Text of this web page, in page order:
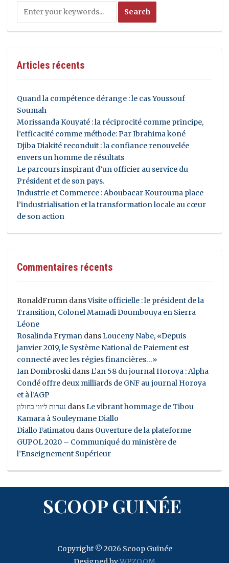
Articles récents
Quand la compétence dérange : le cas Youssouf
Soumah
Morissanda Kouyaté : la réciprocité comme principe,
l’efficacité comme méthode: Par Ibrahima koné
Djiba Diakité reconduit : la confiance renouvelée
envers un homme de résultats
Le parcours inspirant d’un officier au service du
Président et de son pays.
Industrie et Commerce : Aboubacar Kourouma place
l’industrialisation et la transformation locale au cœur
de son action
Commentaires récents
RonaldFrumn dansVisite officielle : le président de la
Transition, Colonel Mamadi Doumbouya en Sierra
Léone
Rosalinda Fryman dansLouceny Nabe, «Depuis
janvier 2019, le Système National de Paiement est
connecté avec les régies financières…»
Ian Dombroski dansL’an 58 du journal Horoya : Alpha
Condé offre deux milliards de GNF au journal Horoya
et à l’AGP
נערות ליווי בחולון dansLe vibrant hommage de Tibou
Kamara à Souleymane Diallo
Diallo Fatimatou dans Ouverture de la plateforme
GUPOL 2020 – Communiqué du ministère de
l’Enseignement Supérieur
SCOOP GUINÉE
Copyright © 2026 Scoop Guinée